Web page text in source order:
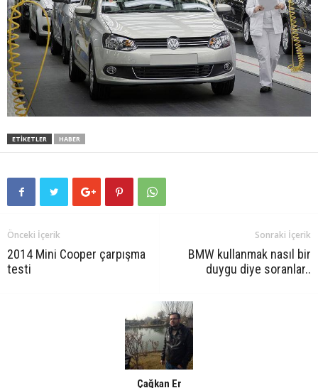
ETIKETLER HABER
Önceki İçerik
2014 Mini Cooper çarpışma
testi
Sonraki İçerik
BMW kullanmak nasıl bir
duygu diye soranlar..
Çağkan Er